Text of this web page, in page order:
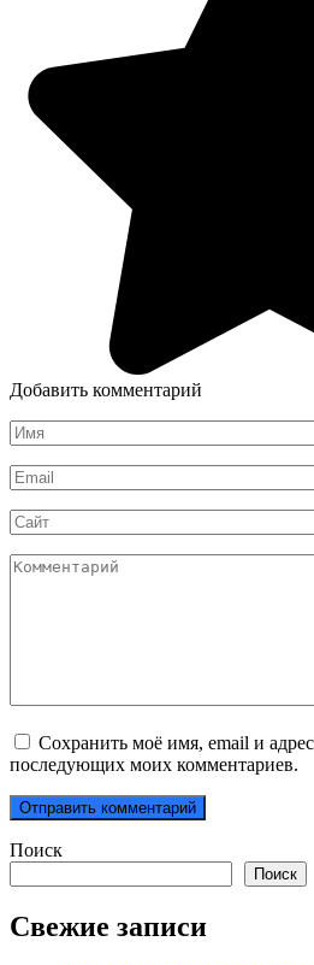
Добавить комментарий
Имя
*
Email
*
Сайт
Комментарий
Сохранить моё имя, email и
последующих моих комментариев.
Поиск
Поиск
Свежие записи